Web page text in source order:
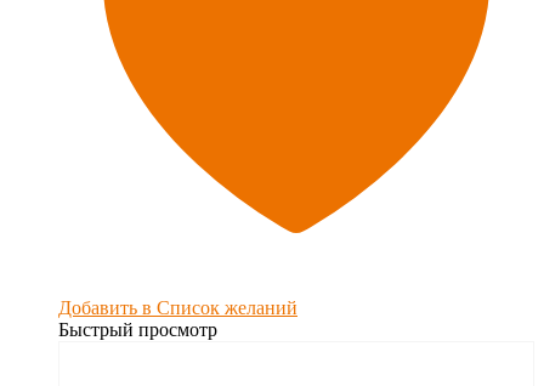
Добавить в Список желаний
Быстрый просмотр